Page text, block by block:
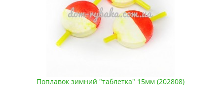
Поплавок зимний "таблетка" 15мм (202808)